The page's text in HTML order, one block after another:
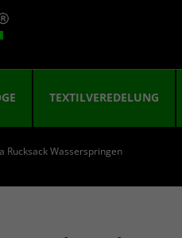
TEXTILVEREDELUNG
Rucksack Wasserspringen